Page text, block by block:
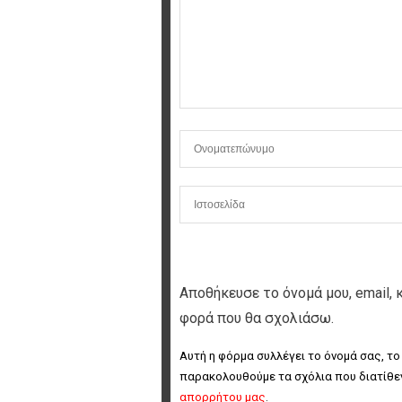
Αποθήκευσε το όνομά μου, email,
φορά που θα σχολιάσω.
Αυτή η φόρμα συλλέγει το όνομά σας,
παρακολουθούμε τα σχόλια που
απορρήτου μας.